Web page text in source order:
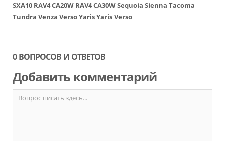
SXA10 RAV4 CA20W RAV4 CA30WSequoia Sienna Tacoma
Tundra Venza VersoYarisYaris Verso
0 ВОПРОСОВ И ОТВЕТОВ
Добавить комментарий